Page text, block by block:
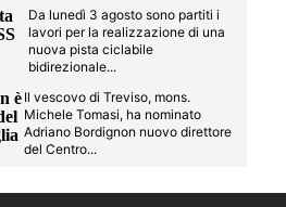
Da lunedì 3 agosto sono partiti i
lavori per la realizzazione di una
nuova pista ciclabile
bidirezionale...
èIl vescovo di Treviso, mons.
Michele Tomasi, ha nominato
Adriano Bordignon nuovo direttore
del Centro...